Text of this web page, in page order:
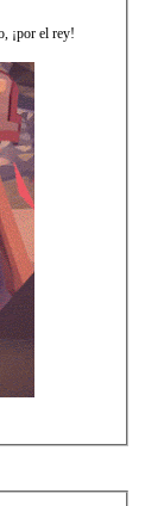
¡por el rey!